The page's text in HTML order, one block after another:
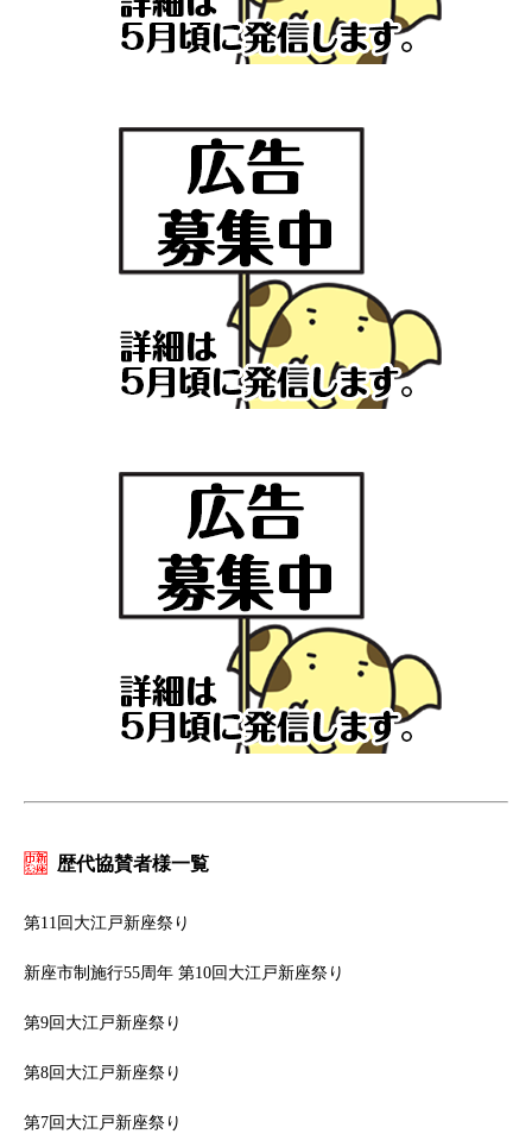
歴代協賛者様一覧
第11回大江戸新座祭り
新座市制施行55周年 第10回大江戸新座祭り
第9回大江戸新座祭り
第8回大江戸新座祭り
第7回大江戸新座祭り